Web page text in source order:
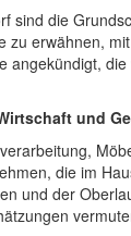
sind die
zu erwähnen,
angekündigt,
und
die im
und der